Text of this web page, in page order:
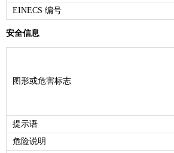
EINECS 编号
安全信息
图形或危害标志
提示语
危险说明